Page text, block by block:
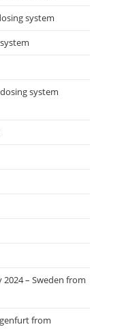
system
system
– Sweden from
from